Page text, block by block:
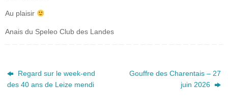
Au plaisir
Anais du Speleo Club des Landes
Regard sur le week-end
des 40 ans de Leize mendi
Gouffre des Charentais – 27
juin 2026